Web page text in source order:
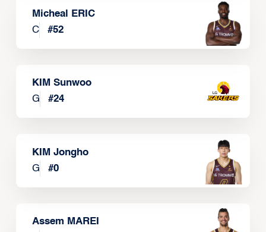
Micheal ERIC
C
#52
KIM Sunwoo
G
#24
KIM Jongho
G
#0
Assem MAREI